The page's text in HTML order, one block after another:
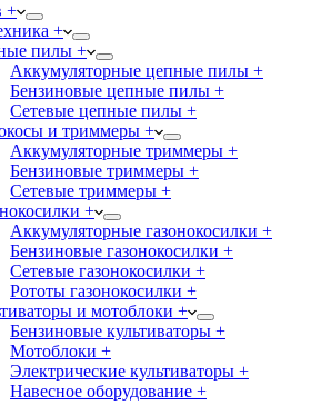
+
+
пилы +
Аккумуляторные цепные пилы +
Бензиновые цепные пилы +
Сетевые цепные пилы +
и триммеры +
Аккумуляторные триммеры +
Бензиновые триммеры +
Сетевые триммеры +
+
Аккумуляторные газонокосилки +
Бензиновые газонокосилки +
Сетевые газонокосилки +
Рототы газонокосилки +
и мотоблоки +
Бензиновые культиваторы +
Мотоблоки +
Электрические культиваторы +
Навесное оборудование +